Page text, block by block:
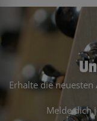
Erhalte die
Melde dich